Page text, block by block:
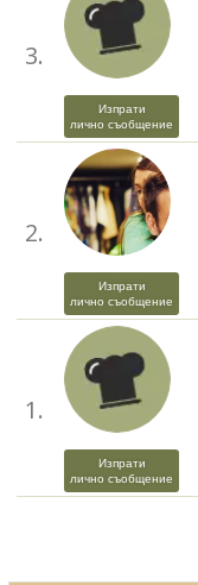
3.
Изпрати
лично съобщение
2.
Изпрати
лично съобщение
1.
Изпрати
лично съобщение